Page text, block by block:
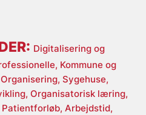
Digitalisering og
Kommune og
Organisering, Sygehuse,
Organisatorisk læring,
Patientforløb, Arbejdstid,